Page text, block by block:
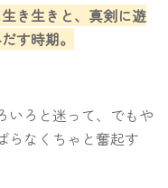
き生きと、真剣に遊
す時期。
いろと迷って、でもや
らなくちゃと奮起す